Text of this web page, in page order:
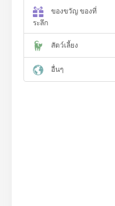
ของขวัญ ของที่
ระลึก
สัตว์เลี้ยง
อื่นๆ